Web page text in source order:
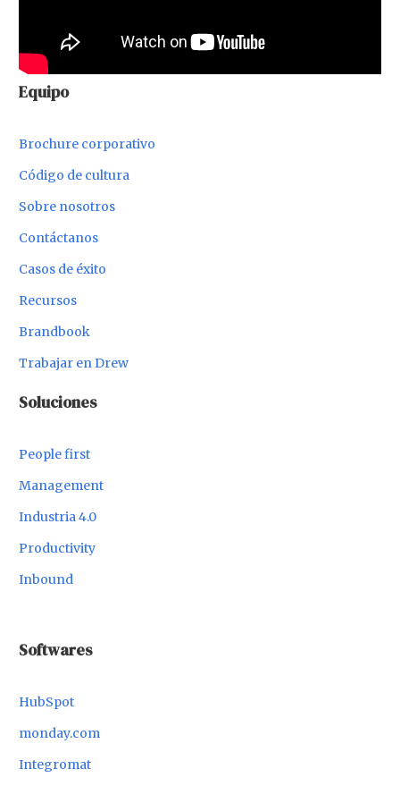
Equipo
Brochure corporativo
Código de cultura
Sobre nosotros
Contáctanos
Casos de éxito
Recursos
Brandbook
Trabajar en Drew
Soluciones
People first
Management
Industria 4.0
Productivity
Inbound
Softwares
HubSpot
monday.com
Integromat